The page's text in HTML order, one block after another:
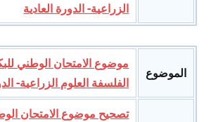
الزراعية- الدورة العادية
الموضوع
الفلسفة العلوم الزراعية-
تصحيح موضوع الامتحان